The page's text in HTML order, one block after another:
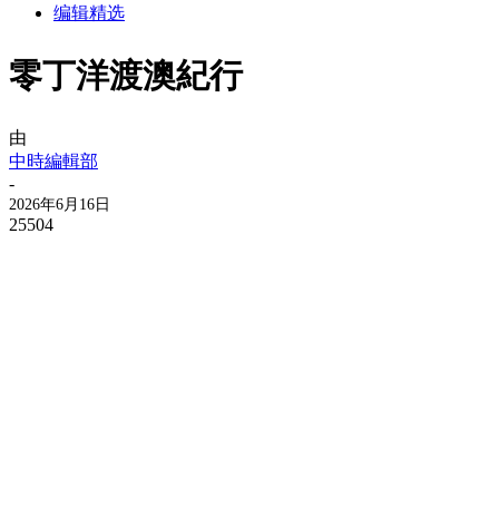
编辑精选
零丁洋渡澳紀行
由
中時編輯部
-
2026年6月16日
25504